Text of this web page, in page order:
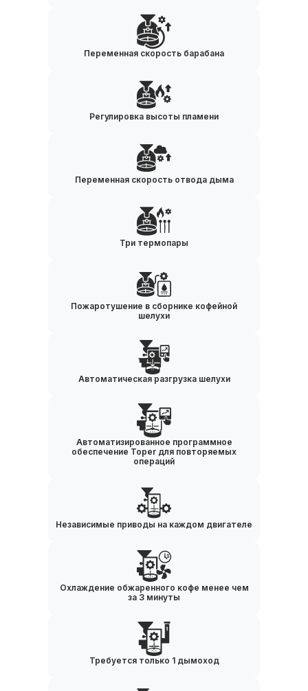
Переменная скорость барабана
Регулировка высоты пламени
Переменная скорость отвода дыма
Три термопары
Пожаротушение в сборнике кофейной
шелухи
Автоматическая разгрузка шелухи
Автоматизированное программное
обеспечение Toper для повторяемых
операций
Независимые приводы на каждом двигателе
Охлаждение обжаренного кофе менее чем
за 3 минуты
Требуется только 1 дымоход